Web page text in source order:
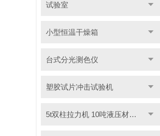
试验室
小型恒温干燥箱
台式分光测色仪
塑胶试片冲击试验机
5t双柱拉力机 10吨液压材料拉力试验机